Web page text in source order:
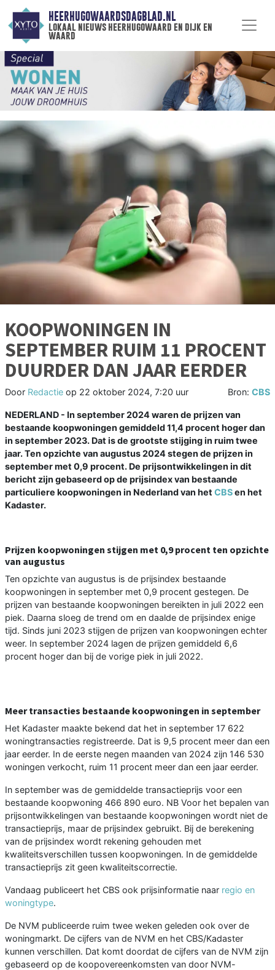
HEERHUGOWAARDSDAGBLAD.NL
lokaal nieuws heerhugowaard en dijk en
waard
KOOPWONINGEN IN
SEPTEMBER RUIM 11 PROCENT
DUURDER DAN JAAR EERDER
Door Redactie op 22 oktober 2024, 7:20 uur Bron: CBS
NEDERLAND - In september 2024 waren de prijzen van
bestaande koopwoningen gemiddeld 11,4 procent hoger dan
in september 2023. Dat is de grootste stijging in ruim twee
jaar. Ten opzichte van augustus 2024 stegen de prijzen in
september met 0,9 procent. De prijsontwikkelingen in dit
bericht zijn gebaseerd op de prijsindex van bestaande
particuliere koopwoningen in Nederland van het CBSen het
Kadaster.
Prijzen koopwoningen stijgen met 0,9 procent ten opzichte
van augustus
Ten opzichte van augustus is de prijsindex bestaande
koopwoningen in september met 0,9 procent gestegen. De
prijzen van bestaande koopwoningen bereikten in juli 2022 een
piek. Daarna sloeg de trend om en daalde de prijsindex enige
tijd. Sinds juni 2023 stijgen de prijzen van koopwoningen echter
weer. In september 2024 lagen de prijzen gemiddeld 6,6
procent hoger dan bij de vorige piek in juli 2022.
Meer transacties bestaande koopwoningen in september
Het Kadaster maakte bekend dat het in september 17 622
woningtransacties registreerde. Dat is 9,5 procent meer dan een
jaar eerder. In de eerste negen maanden van 2024 zijn 146 530
woningen verkocht, ruim 11 procent meer dan een jaar eerder.
In september was de gemiddelde transactieprijs voor een
bestaande koopwoning 466 890 euro. NB Voor het bepalen van
prijsontwikkelingen van bestaande koopwoningen wordt niet de
transactieprijs, maar de prijsindex gebruikt. Bij de berekening
van de prijsindex wordt rekening gehouden met
kwaliteitsverschillen tussen koopwoningen. In de gemiddelde
transactieprijs zit geen kwaliteitscorrectie.
Vandaag publiceert het CBS ook prijsinformatie naar regio en
woningtype.
De NVM publiceerde ruim twee weken geleden ook over de
woningmarkt. De cijfers van de NVM en het CBS/Kadaster
kunnen verschillen. Dat komt doordat de cijfers van de NVM zijn
gebaseerd op de koopovereenkomsten van door NVM-